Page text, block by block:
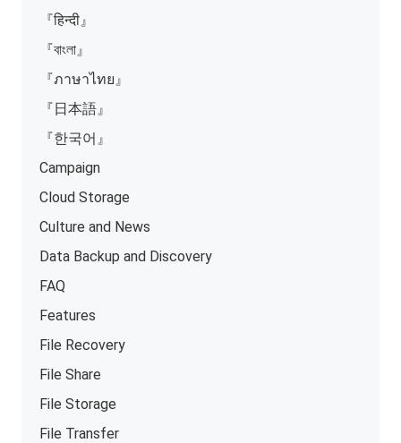
『हिन्दी』
『বাংলা』
『ภาษาไทย』
『日本語』
『한국어』
Campaign
Cloud Storage
Culture and News
Data Backup and Discovery
FAQ
Features
File Recovery
File Share
File Storage
File Transfer